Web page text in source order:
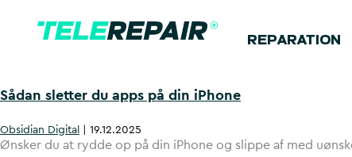
REPARATION
Sådan sletter du apps på din iPhone
Obsidian Digital 19.12.2025
Ønsker du at rydde op på din iPhone og slippe af med